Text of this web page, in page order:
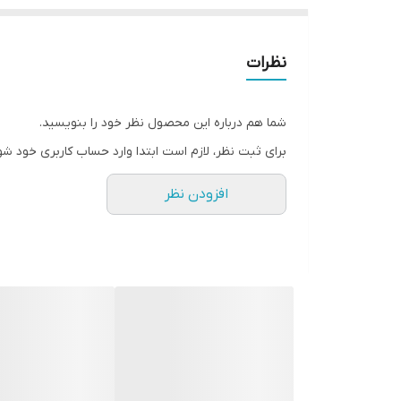
نظرات
شما هم درباره این محصول نظر خود را بنویسید.
برای ثبت نظر، لازم است ابتدا وارد حساب کاربری خود
افزودن نظر